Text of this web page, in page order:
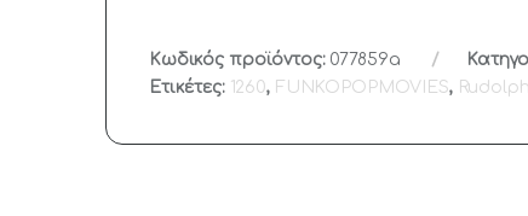
Κωδικός προϊόντος: 077859a
Ετικέτες: 1260, FUNKOPOPMOVIES, Rudolph